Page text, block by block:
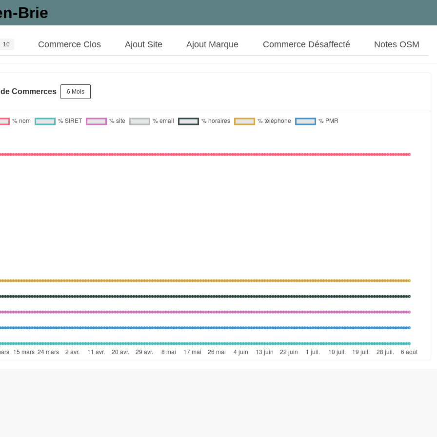
Brie
10 Commerce Clos Ajout Site Ajout Marque Commerce Désaffecté Notes OSM
Commerces 6 Mois